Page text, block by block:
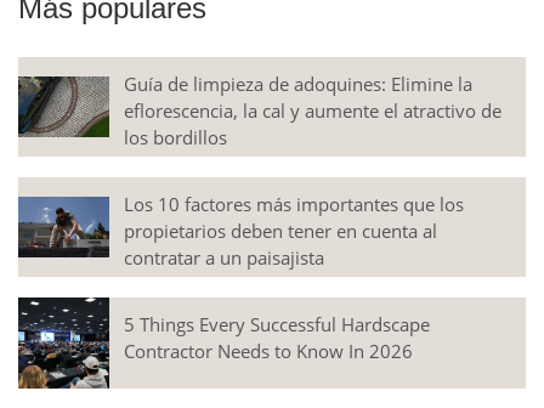
Más populares
Guía de limpieza de adoquines: Elimine la
eflorescencia, la cal y aumente el atractivo de
los bordillos
Los 10 factores más importantes que los
propietarios deben tener en cuenta al
contratar a un paisajista
5 Things Every Successful Hardscape
Contractor Needs to Know In 2026